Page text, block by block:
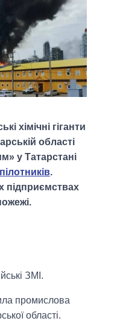
хімічні гіганти
області
у Татарстані
.
підприємствах
ЗМІ.
промислова
області.